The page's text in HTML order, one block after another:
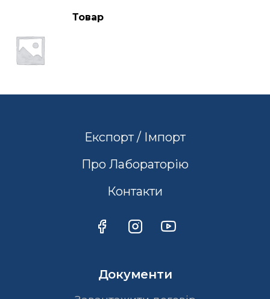
Товар
Експорт / Імпорт
Про Лабораторію
Контакти
Документи